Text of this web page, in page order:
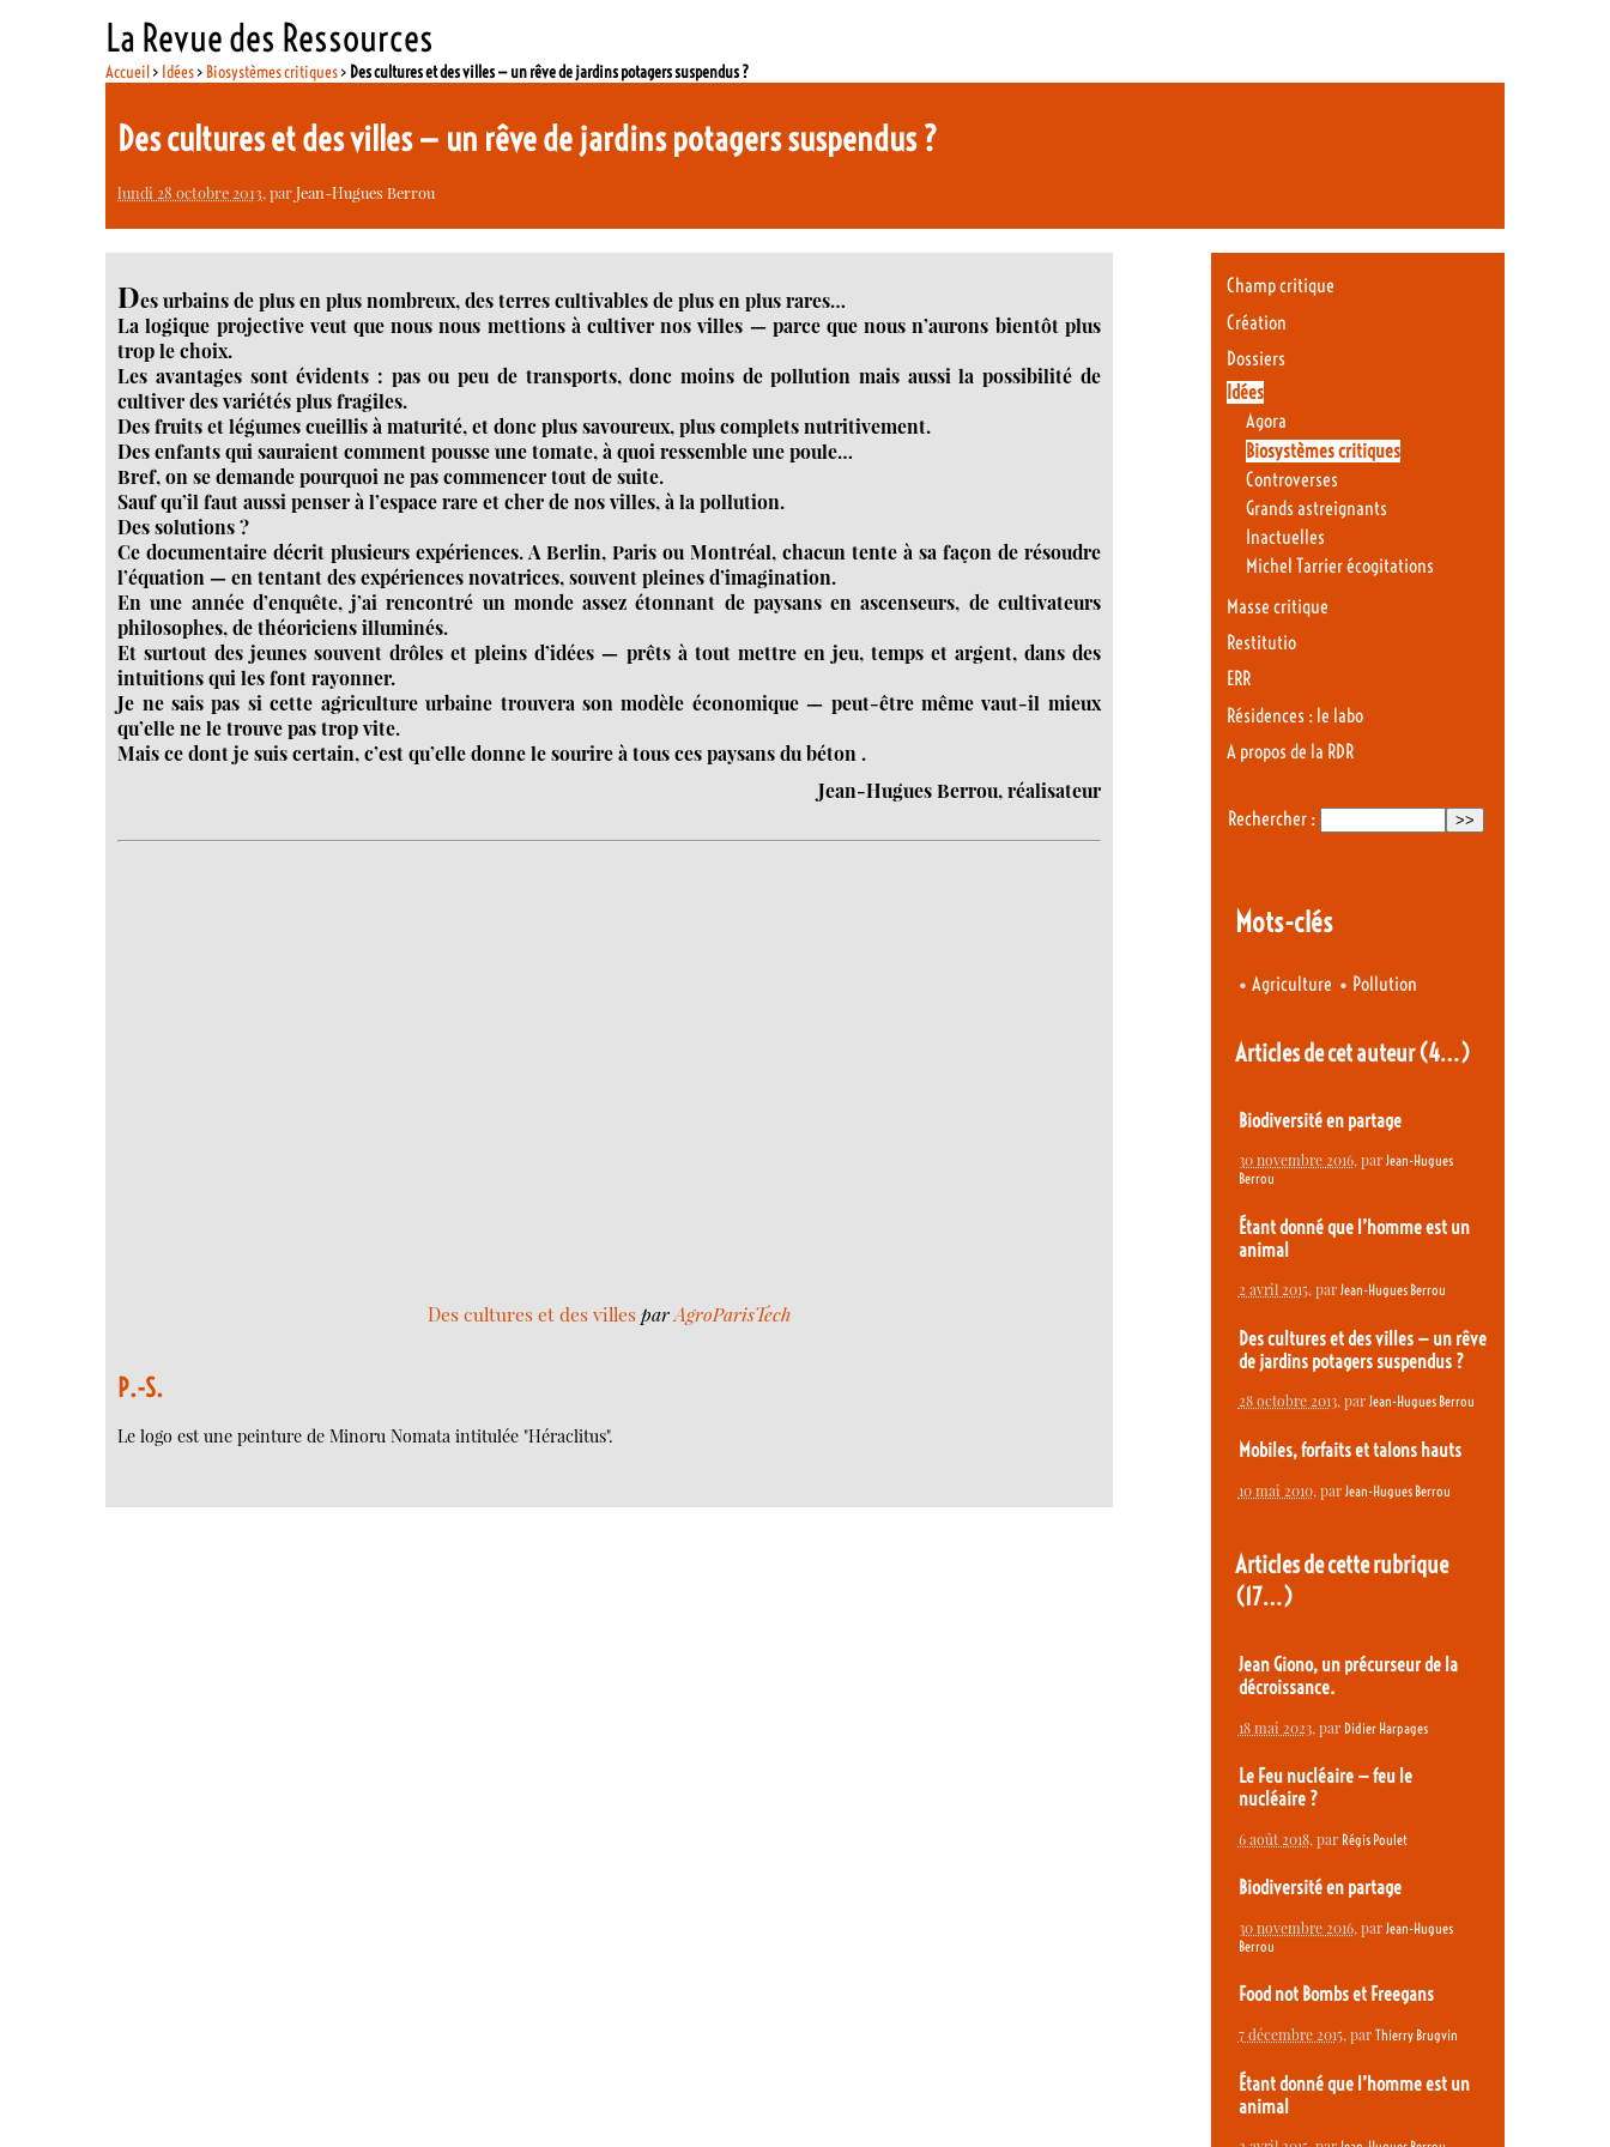
La Revue des Ressources
Accueil> Idées> Biosystèmes critiques> Des cultures et des villes — un rêve de jardins potagers suspendus ?
Des cultures et des villes — un rêve de jardins potagers suspendus ?
lundi 28 octobre 2013, parJean-Hugues Berrou
Des urbains de plus en plus nombreux, des terres cultivables de plus en plus rares…
La logique projective veut que nous nous mettions à cultiver nos villes — parce que nous n’aurons bientôt plus
trop le choix.
Les avantages sont évidents : pas ou peu de transports, donc moins de pollution mais aussi la possibilité de
cultiver des variétés plus fragiles.
Des fruits et légumes cueillis à maturité, et donc plus savoureux, plus complets nutritivement.
Des enfants qui sauraient comment pousse une tomate, à quoi ressemble une poule…
Bref, on se demande pourquoi ne pas commencer tout de suite.
Sauf qu’il faut aussi penser à l’espace rare et cher de nos villes, à la pollution.
Des solutions ?
Ce documentaire décrit plusieurs expériences. A Berlin, Paris ou Montréal, chacun tente à sa façon de résoudre
l’équation — en tentant des expériences novatrices, souvent pleines d’imagination.
En une année d’enquête, j’ai rencontré un monde assez étonnant de paysans en ascenseurs, de cultivateurs
philosophes, de théoriciens illuminés.
Et surtout des jeunes souvent drôles et pleins d’idées — prêts à tout mettre en jeu, temps et argent, dans des
intuitions qui les font rayonner.
Je ne sais pas si cette agriculture urbaine trouvera son modèle économique — peut-être même vaut-il mieux
qu’elle ne le trouve pas trop vite.
Mais ce dont je suis certain, c’est qu’elle donne le sourire à tous ces paysans du béton .
Jean-Hugues Berrou, réalisateur
Des cultures et des villesparAgroParisTech
P.-S.
Le logo est une peinture de Minoru Nomata intitulée "Héraclitus".
Champ critique
Création
Dossiers
Idées
Agora
Biosystèmes critiques
Controverses
Grands astreignants
Inactuelles
Michel Tarrier écogitations
Masse critique
Restitutio
ERR
Résidences : le labo
A propos de la RDR
Rechercher :
Mots-clés
• Agriculture • Pollution
Articles de cet auteur(4…)
Biodiversité en partage
30 novembre 2016, par Jean-Hugues
Berrou
Étant donné que l’homme est un
animal
2 avril 2015, par Jean-Hugues Berrou
Des cultures et des villes — un rêve
de jardins potagers suspendus ?
28 octobre 2013, par Jean-Hugues Berrou
Mobiles, forfaits et talons hauts
10 mai 2010, par Jean-Hugues Berrou
Articles de cette rubrique
(17…)
Jean Giono, un précurseur de la
décroissance.
18 mai 2023, par Didier Harpages
Le Feu nucléaire — feu le
nucléaire ?
6 août 2018, par Régis Poulet
Biodiversité en partage
30 novembre 2016, par Jean-Hugues
Berrou
Food not Bombs et Freegans
7 décembre 2015, par Thierry Brugvin
Étant donné que l’homme est un
animal